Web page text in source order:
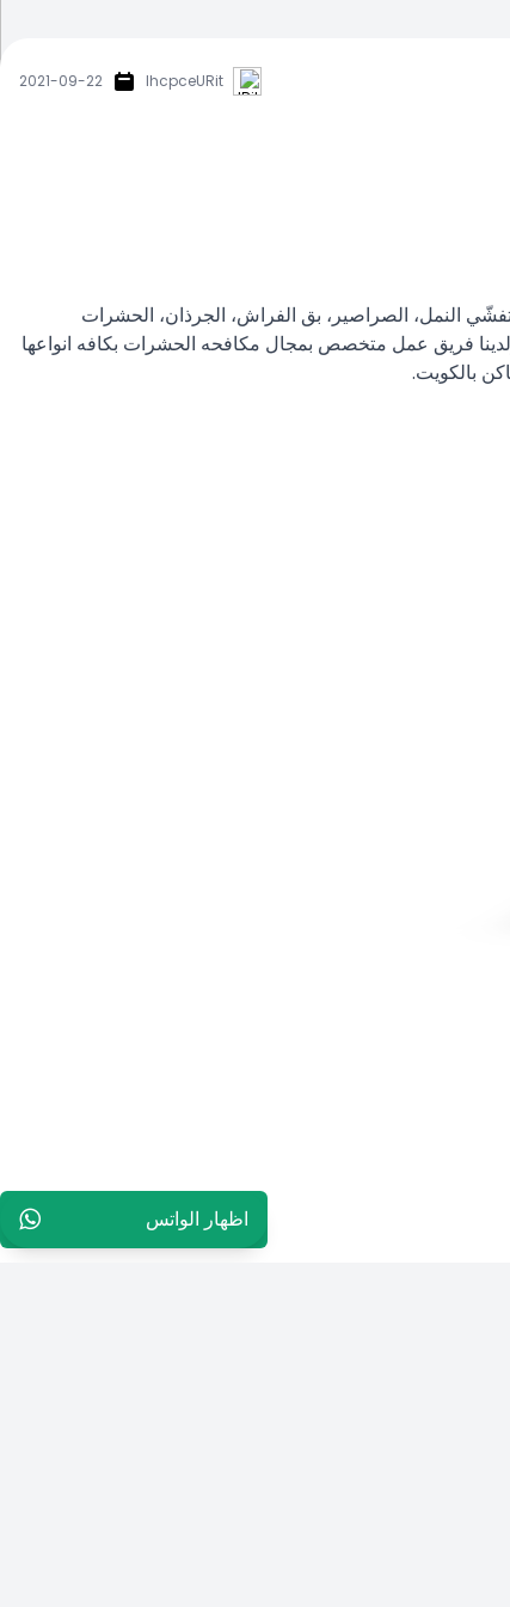
IhcpceURit
2021-09-22
النمل، الصراصير، بق الفراش، الجرذان، الحشرات
فريق عمل متخصص بمجال مكافحه الحشرات بكافه انواعها
بالكويت.
اظهار الواتس96565594848